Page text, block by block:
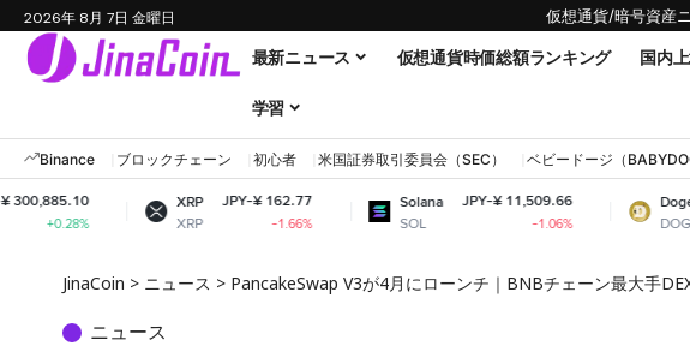
2026年 8月 7日 金曜日 仮想通貨/暗号資産
最新ニュース 仮想通貨時価総額ランキング 国内
学習
Binance ブロックチェーン 初心者 米国証券取引委員会（SEC） ベビードージ（
XRP
XRP
JPY-¥ 162.77
-1.66%
Solana
SOL
JPY-¥ 11,509.66
Dogecoin
DOGE
JPY-¥
JinaCoin > ニュース > PancakeSwap V3が4月にローンチ｜BNBチェーン最大手
ニュース